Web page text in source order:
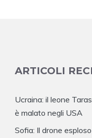
ARTICOLI
Ucraina: il leone
è malato negli USA
Sofia: Il drone